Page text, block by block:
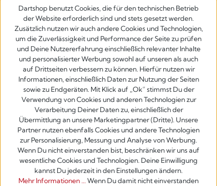
Dartshop benutzt Cookies, die für den technischen Betrieb
der Website erforderlich sind und stets gesetzt werden.
Zusätzlich nutzen wir auch andere Cookies und Technologien,
um die Zuverlässigkeit und Performance der Seite zu prüfen
und Deine Nutzererfahrung einschließlich relevanter Inhalte
und personalisierter Werbung sowohl auf unseren als auch
auf Drittseiten verbessern zu können. Hierfür nutzen wir
Informationen, einschließlich Daten zur Nutzung der Seiten
sowie zu Endgeräten. Mit Klick auf „Ok” stimmst Du der
Verwendung von Cookies und anderen Technologien zur
Verarbeitung Deiner Daten zu, einschließlich der
Übermittlung an unsere Marketingpartner (Dritte). Unsere
Partner nutzen ebenfalls Cookies und andere Technologien
zur Personalisierung, Messung und Analyse von Werbung.
Wenn Du nicht einverstanden bist, beschränken wir uns auf
wesentliche Cookies und Technologien. Deine Einwilligung
kannst Du jederzeit in den Einstellungen ändern.
Mehr Informationen ...Wenn Du damit nicht einverstanden